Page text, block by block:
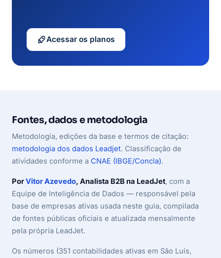
Acessar os planos
Fontes, dados e metodologia
Metodologia, edições da base e termos de citação:
metodologia dos dados Leadjet. Classificação de
atividades conforme a CNAE (IBGE/Concla).
PorVitor Azevedo, Analista B2B na LeadJet, com a
Equipe de Inteligência de Dados — responsável pela
base de empresas ativas usada neste guia, compilada
de fontes públicas oficiais e atualizada mensalmente
pela própria LeadJet.
Os números (351 contabilidades ativas em São Luís,